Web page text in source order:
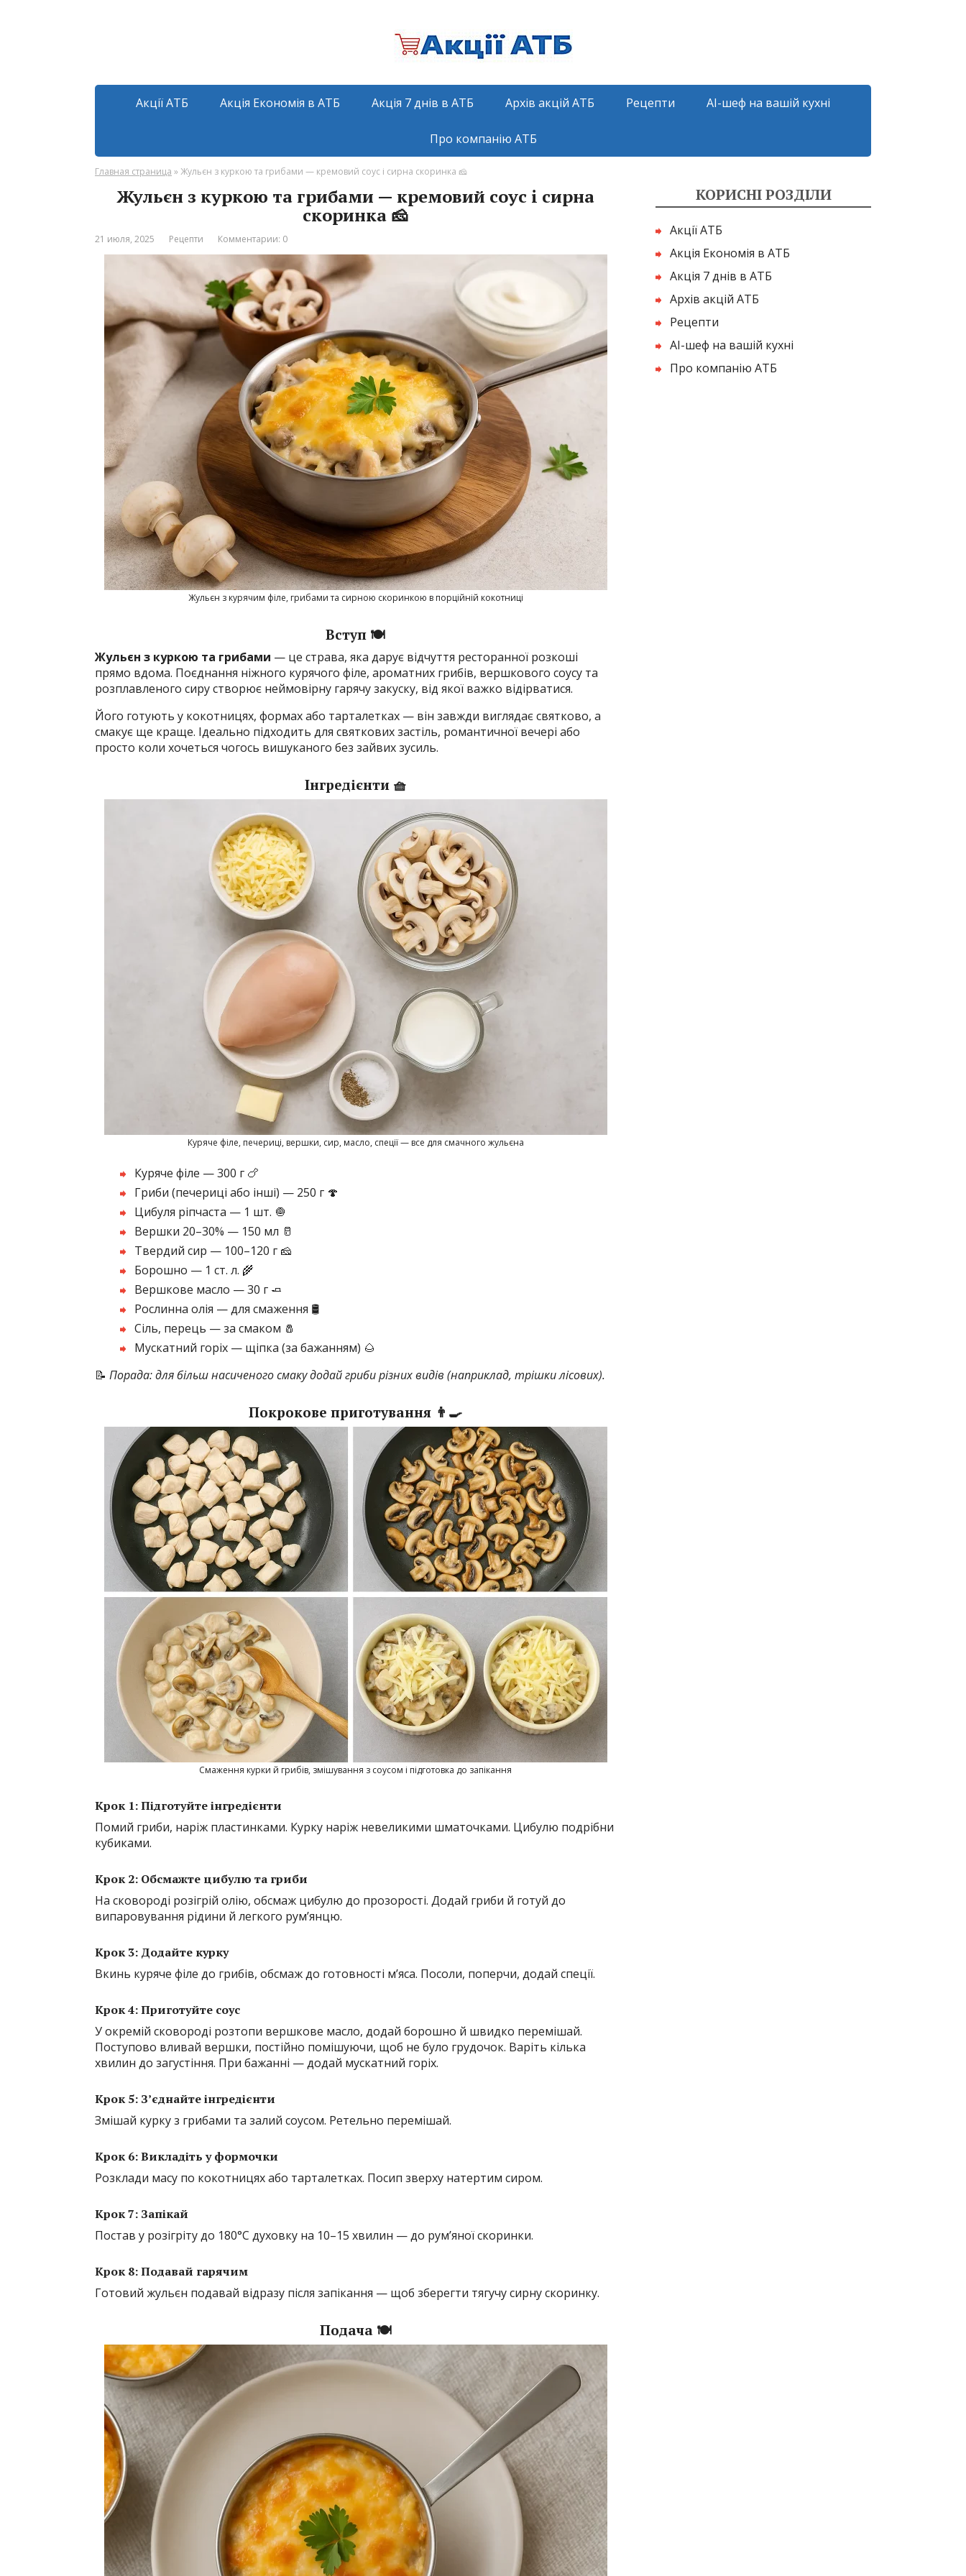
Акції АТБ Акція Економія в АТБ Акція 7 днів в АТБ Архів акцій АТБ Рецепти AI-шеф на вашій кухні
Про компанію АТБ
Главная страница » Жульєн з куркою та грибами — кремовий соус і сирна скоринка 🧀
Жульєн з куркою та грибами — кремовий соус і сирна
скоринка 🧀
21 июля, 2025 Рецепти Комментарии: 0
Жульєн з курячим філе, грибами та сирною скоринкою в порційній кокотниці
Вступ 🍽️
Жульєн з куркою та грибами — це страва, яка дарує відчуття ресторанної розкоші
прямо вдома. Поєднання ніжного курячого філе, ароматних грибів, вершкового соусу та
розплавленого сиру створює неймовірну гарячу закуску, від якої важко відірватися.
Його готують у кокотницях, формах або тарталетках — він завжди виглядає святково, а
смакує ще краще. Ідеально підходить для святкових застіль, романтичної вечері або
просто коли хочеться чогось вишуканого без зайвих зусиль.
Інгредієнти 🧺
Куряче філе, печериці, вершки, сир, масло, спеції — все для смачного жульєна
Куряче філе — 300 г 🍗
Гриби (печериці або інші) — 250 г 🍄
Цибуля ріпчаста — 1 шт. 🧅
Вершки 20–30% — 150 мл 🥛
Твердий сир — 100–120 г 🧀
Борошно — 1 ст. л. 🌾
Вершкове масло — 30 г 🧈
Рослинна олія — для смаження 🛢️
Сіль, перець — за смаком 🧂
Мускатний горіх — щіпка (за бажанням) 🌰
📝 Порада: для більш насиченого смаку додай гриби різних видів (наприклад, трішки лісових).
Покрокове приготування 👨‍🍳
Смаження курки й грибів, змішування з соусом і підготовка до запікання
Крок 1: Підготуйте інгредієнти
Помий гриби, наріж пластинками. Курку наріж невеликими шматочками. Цибулю подрібни
кубиками.
Крок 2: Обсмажте цибулю та гриби
На сковороді розігрій олію, обсмаж цибулю до прозорості. Додай гриби й готуй до
випаровування рідини й легкого рум’янцю.
Крок 3: Додайте курку
Вкинь куряче філе до грибів, обсмаж до готовності м’яса. Посоли, поперчи, додай спеції.
Крок 4: Приготуйте соус
У окремій сковороді розтопи вершкове масло, додай борошно й швидко перемішай.
Поступово вливай вершки, постійно помішуючи, щоб не було грудочок. Варіть кілька
хвилин до загустіння. При бажанні — додай мускатний горіх.
Крок 5: З’єднайте інгредієнти
Змішай курку з грибами та залий соусом. Ретельно перемішай.
Крок 6: Викладіть у формочки
Розклади масу по кокотницях або тарталетках. Посип зверху натертим сиром.
Крок 7: Запікай
Постав у розігріту до 180°C духовку на 10–15 хвилин — до рум’яної скоринки.
Крок 8: Подавай гарячим
Готовий жульєн подавай відразу після запікання — щоб зберегти тягучу сирну скоринку.
Подача 🍽️
КОРИСНІ РОЗДІЛИ
Акції АТБ
Акція Економія в АТБ
Акція 7 днів в АТБ
Архів акцій АТБ
Рецепти
AI-шеф на вашій кухні
Про компанію АТБ